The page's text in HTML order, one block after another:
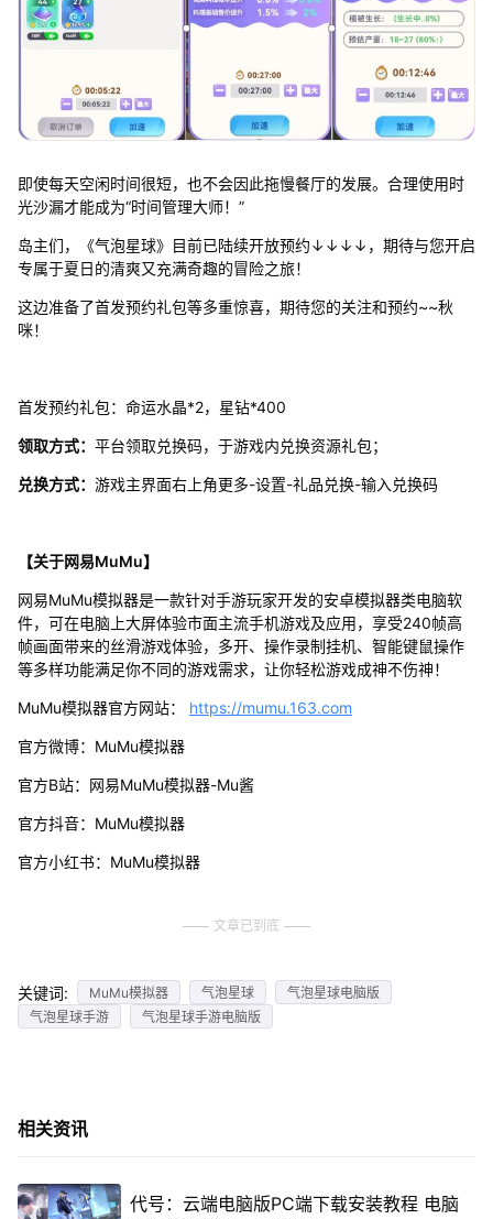
即使每天空闲时间很短，也不会因此拖慢餐厅的发展。合理使用时
光沙漏才能成为“时间管理大师！”
岛主们，《气泡星球》目前已陆续开放预约↓↓↓↓，期待与您开启
专属于夏日的清爽又充满奇趣的冒险之旅！
这边准备了首发预约礼包等多重惊喜，期待您的关注和预约~~秋
咪！
首发预约礼包：命运水晶*2，星钻*400
领取方式： 平台领取兑换码，于游戏内兑换资源礼包；
兑换方式： 游戏主界面右上角更多-设置-礼品兑换-输入兑换码
【关于网易MuMu】
网易MuMu模拟器是一款针对手游玩家开发的安卓模拟器类电脑软
件，可在电脑上大屏体验市面主流手机游戏及应用，享受240帧高
帧画面带来的丝滑游戏体验，多开、操作录制挂机、智能键鼠操作
等多样功能满足你不同的游戏需求，让你轻松游戏成神不伤神！
MuMu模拟器官方网站： https://mumu.163.com
官方微博：MuMu模拟器
官方B站：网易MuMu模拟器-Mu酱
官方抖音：MuMu模拟器
官方小红书：MuMu模拟器
文章已到底
关键词: MuMu模拟器 气泡星球
气泡星球电脑版
气泡星球手游
气泡星球手游电脑版
相关资讯
代号：云端电脑版PC端下载安装教程 电脑